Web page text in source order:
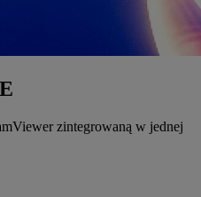
zintegrowaną w jednej